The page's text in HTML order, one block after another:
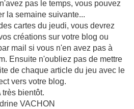
pas le temps, vous pouvez
la semaine suivante...
cartes du jeudi, vous devrez
créations sur votre blog ou
mail si vous n'en avez pas à
Ensuite n'oubliez pas de mettre
de chaque article du jeu avec le
vers votre blog.
très bientôt.
VACHON